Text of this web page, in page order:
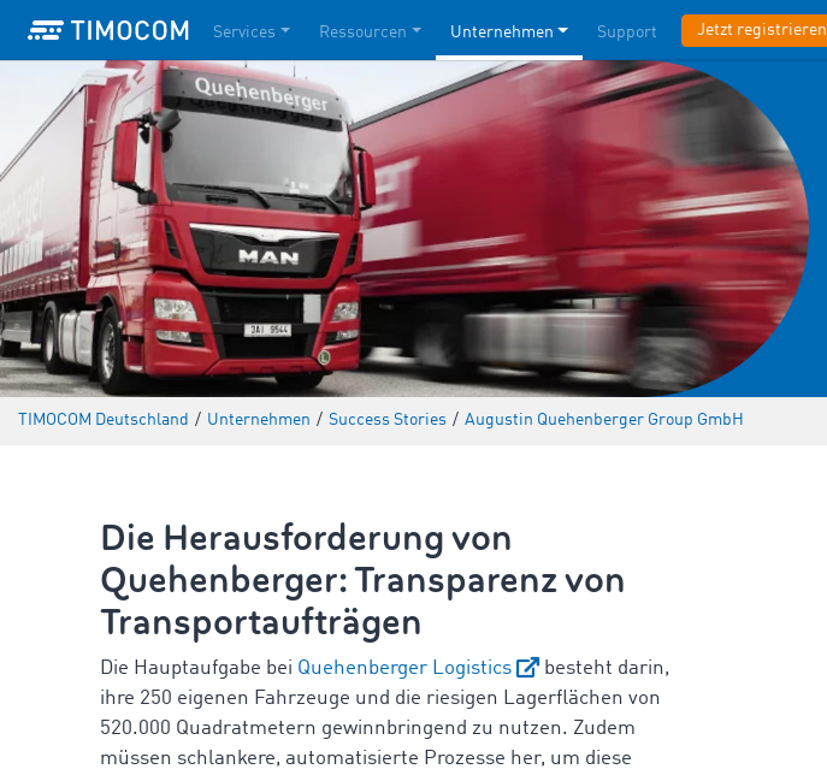
Services Ressourcen Unternehmen Support Jetzt registrieren
TIMOCOM Deutschland / Unternehmen / Success Stories / Augustin Quehenberger Group GmbH
Die Herausforderung von
Quehenberger: Transparenz von
Transportaufträgen
Die Hauptaufgabe bei Quehenberger Logistics
besteht darin,
ihre 250 eigenen Fahrzeuge und die riesigen Lagerflächen von
520.000 Quadratmetern gewinnbringend zu nutzen. Zudem
müssen schlankere, automatisierte Prozesse her, um diese